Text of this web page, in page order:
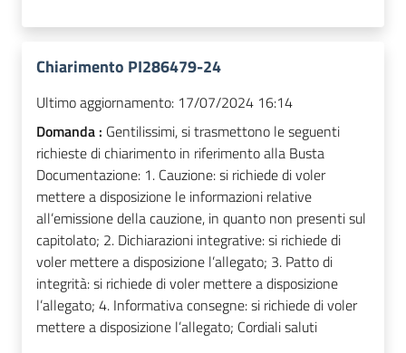
Chiarimento PI286479-24
Ultimo aggiornamento: 17/07/2024 16:14
Domanda : Gentilissimi, si trasmettono le seguenti
richieste di chiarimento in riferimento alla Busta
Documentazione: 1. Cauzione: si richiede di voler
mettere a disposizione le informazioni relative
all’emissione della cauzione, in quanto non presenti sul
capitolato; 2. Dichiarazioni integrative: si richiede di
voler mettere a disposizione l’allegato; 3. Patto di
integrità: si richiede di voler mettere a disposizione
l’allegato; 4. Informativa consegne: si richiede di voler
mettere a disposizione l’allegato; Cordiali saluti